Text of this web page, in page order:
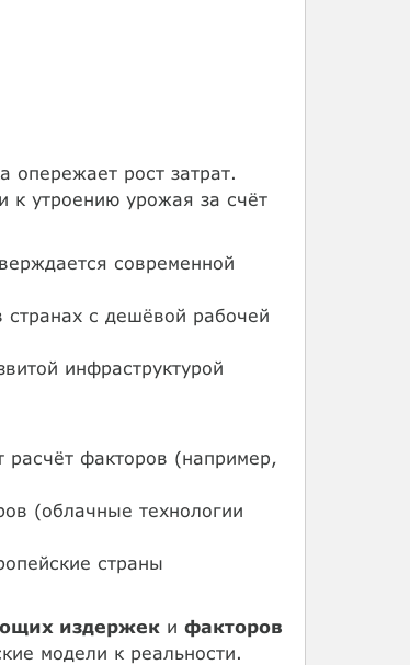
опережает рост затрат.
к утроению урожая за счёт
современной
странах с дешёвой рабочей
инфраструктурой
расчёт факторов (например,
(облачные технологии
страны
издержеки факторов
модели к реальности.